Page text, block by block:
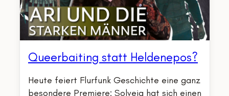
Queerbaiting statt Heldenepos?
Heute feiert Flurfunk Geschichte eine ganz
besondere Premiere: Solveig hat sich einen